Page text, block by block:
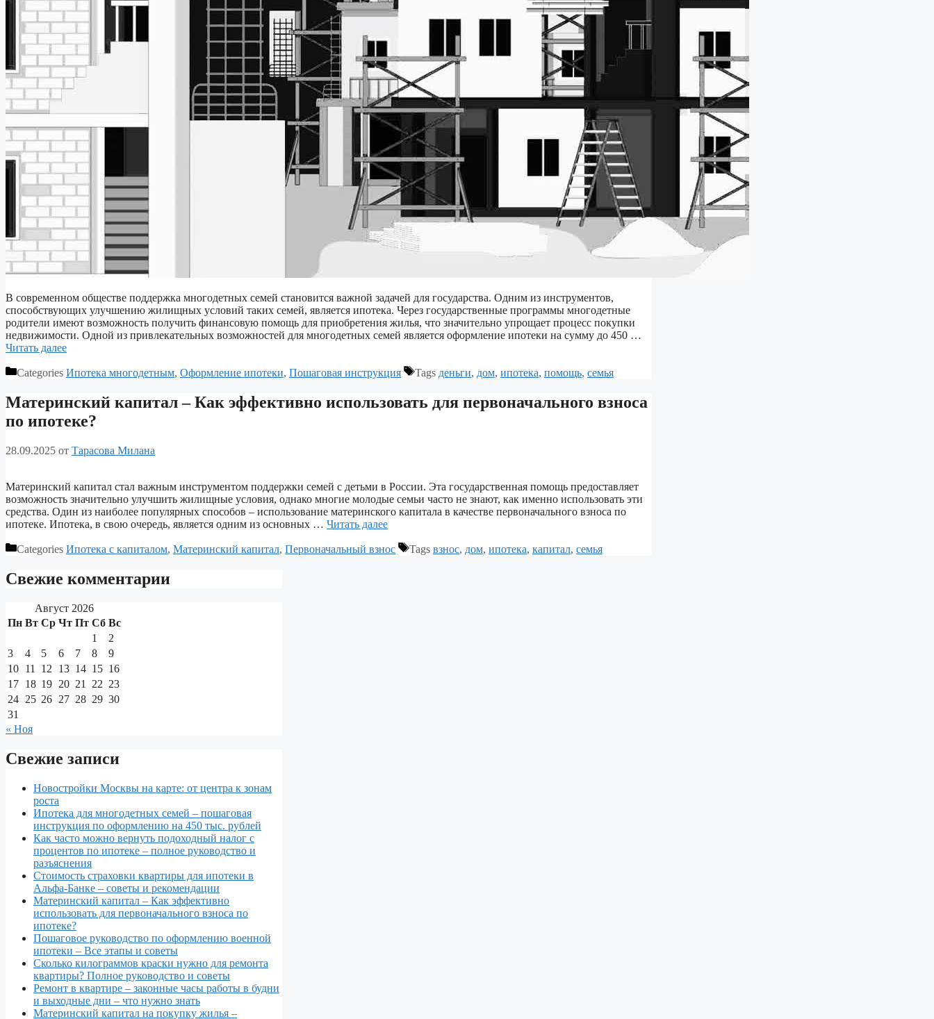
В современном обществе поддержка многодетных семей становится важной задачей для государства. Одним из инструментов,
способствующих улучшению жилищных условий таких семей, является ипотека. Через государственные программы многодетные
родители имеют возможность получить финансовую помощь для приобретения жилья, что значительно упрощает процесс покупки
недвижимости. Одной из привлекательных возможностей для многодетных семей является оформление ипотеки на сумму до 450 …
Читать далее
Categories Ипотека многодетным, Оформление ипотеки, Пошаговая инструкция Tags деньги, дом, ипотека, помощь, семья
Материнский капитал – Как эффективно использовать для первоначального взноса
по ипотеке?
28.09.2025 от Тарасова Милана
Материнский капитал стал важным инструментом поддержки семей с детьми в России. Эта государственная помощь предоставляет
возможность значительно улучшить жилищные условия, однако многие молодые семьи часто не знают, как именно использовать эти
средства. Один из наиболее популярных способов – использование материнского капитала в качестве первоначального взноса по
ипотеке. Ипотека, в свою очередь, является одним из основных … Читать далее
Categories Ипотека с капиталом, Материнский капитал, Первоначальный взнос Tags взнос, дом, ипотека, капитал, семья
Свежие комментарии
Август 2026
Пн Вт Ср Чт Пт Сб Вс
1
2
3
4 5 6 7 8
9
10 11 12 13 14 15 16
17 18 19 20 21 22 23
24 25 26 27 28 29 30
31
« Ноя
Свежие записи
Новостройки Москвы на карте: от центра к зонам
роста
Ипотека для многодетных семей – пошаговая
инструкция по оформлению на 450 тыс. рублей
Как часто можно вернуть подоходный налог с
процентов по ипотеке – полное руководство и
разъяснения
Стоимость страховки квартиры для ипотеки в
Альфа-Банке – советы и рекомендации
Материнский капитал – Как эффективно
использовать для первоначального взноса по
ипотеке?
Пошаговое руководство по оформлению военной
ипотеки – Все этапы и советы
Сколько килограммов краски нужно для ремонта
квартиры? Полное руководство и советы
Ремонт в квартире – законные часы работы в будни
и выходные дни – что нужно знать
Материнский капитал на покупку жилья –